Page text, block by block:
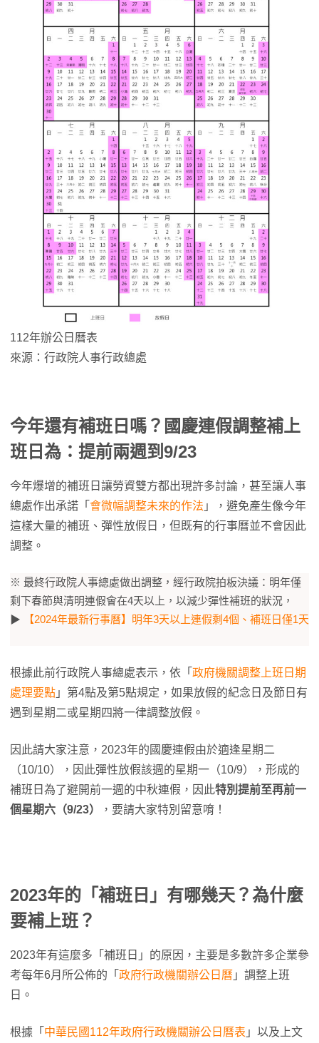
112年辦公日曆表
來源：行政院人事行政總處
今年還有補班日嗎？國慶連假調整補上
班日為：提前兩週到9/23
今年爆增的補班日讓勞資雙方都出現許多討論，甚至讓人事
總處作出承諾「 會微幅調整未來的作法 」，避免產生像今年
這樣大量的補班、彈性放假日，但既有的行事曆並不會因此
調整。
※ 最終行政院人事總處做出調整，經行政院拍板決議：明年僅
剩下春節與清明連假會在4天以上，以減少彈性補班的狀況，
▶
【2024年最新行事曆】明年3天以上連假剩4個、補班日僅1天
根據此前行政院人事總處表示，依「 政府機關調整上班日期
處理要點 」第4點及第5點規定，如果放假的紀念日及節日有
遇到星期二或星期四將一律調整放假。
因此請大家注意，2023年的國慶連假由於適逢星期二
（10/10），因此彈性放假該週的星期一（10/9），形成的
補班日為了避開前一週的中秋連假，因此特別提前至再前一
個星期六（9/23）
，要請大家特別留意唷！
2023年的「補班日」有哪幾天？為什麼
要補上班？
2023年有這麼多「補班日」的原因，主要是多數許多企業參
考每年6月所公佈的「 政府行政機關辦公日曆 」調整上班
日。
根據「 中華民國112年政府行政機關辦公日曆表 」以及上文